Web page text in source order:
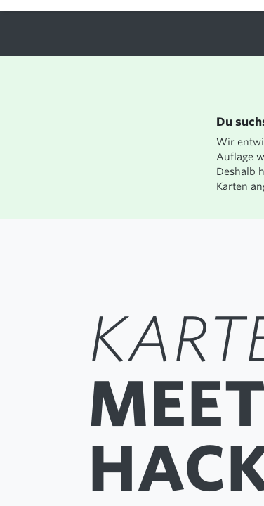
PROZESSE
EVENTS
Du
Wir
Auflage
Deshalb
Karten